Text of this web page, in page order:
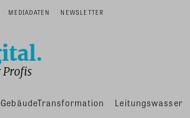
MEDIADATEN NEWSLETTER
GebäudeTransformation Leitungswasser